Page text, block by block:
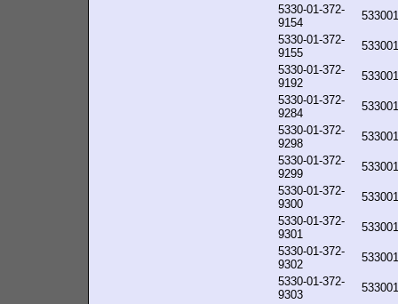
5330-01-372-
9154
5330-01-372-
9155
5330-01-372-
9192
5330-01-372-
9284
5330-01-372-
9298
5330-01-372-
9299
5330-01-372-
9300
5330-01-372-
9301
5330-01-372-
9302
5330-01-372-
9303